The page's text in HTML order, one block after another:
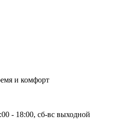
и комфорт
- 18:00, сб-вс выходной